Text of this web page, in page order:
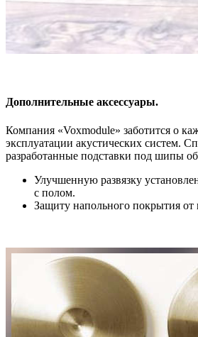
Дополнительные аксессуары.
Компания «Voxmodule» заботится о
эксплуатации акустических систем.
разработанные подставки под шипы
Улучшенную развязку
с полом.
Защиту напольного покрытия